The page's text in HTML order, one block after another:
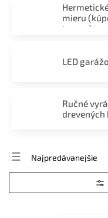
mieru
terasa)
LED
Ručné
drevených
Najpredávanejšie
Najlacnejšie
Najdrahšie